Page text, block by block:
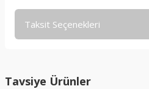
Taksit Seçenekleri
Tavsiye Ürünler